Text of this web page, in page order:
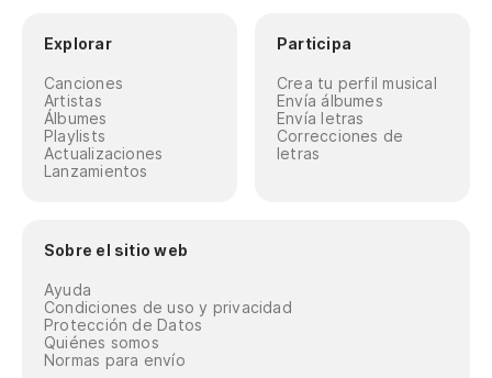
Explorar
Canciones
Artistas
Álbumes
Playlists
Actualizaciones
Lanzamientos
Participa
Crea tu perfil musical
Envía álbumes
Envía letras
Correcciones de
letras
Sobre el sitio web
Ayuda
Condiciones de uso y privacidad
Protección de Datos
Quiénes somos
Normas para envío